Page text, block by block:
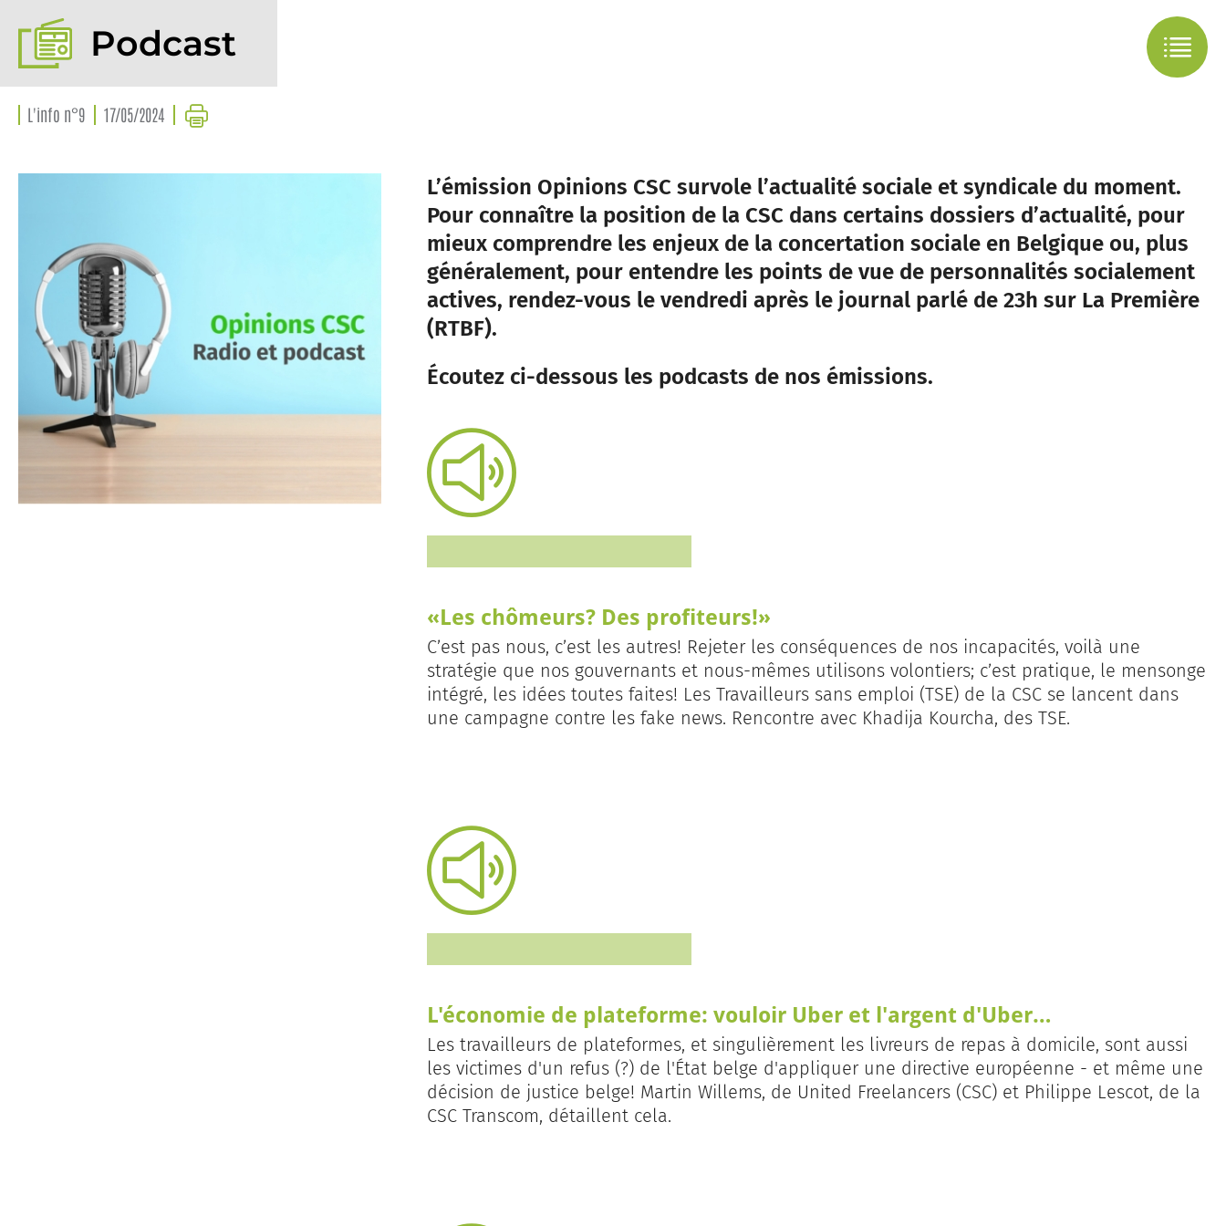
Podcast
L'info n°9 17/05/2024
L’émission Opinions CSC survole l’actualité sociale et syndicale du moment.
Pour connaître la position de la CSC dans certains dossiers d’actualité, pour
mieux comprendre les enjeux de la concertation sociale en Belgique ou, plus
généralement, pour entendre les points de vue de personnalités socialement
actives, rendez-vous le vendredi après le journal parlé de 23h sur La Première
(RTBF).
Écoutez ci-dessous les podcasts de nos émissions.
«Les chômeurs? Des profiteurs!»
C’est pas nous, c’est les autres! Rejeter les conséquences de nos incapacités, voilà une
stratégie que nos gouvernants et nous-mêmes utilisons volontiers; c’est pratique, le mensonge
intégré, les idées toutes faites! Les Travailleurs sans emploi (TSE) de la CSC se lancent dans
une campagne contre les fake news. Rencontre avec Khadija Kourcha, des TSE.
L'économie de plateforme: vouloir Uber et l'argent d'Uber…
Les travailleurs de plateformes, et singulièrement les livreurs de repas à domicile, sont aussi
les victimes d'un refus (?) de l'État belge d'appliquer une directive européenne - et même une
décision de justice belge! Martin Willems, de United Freelancers (CSC) et Philippe Lescot, de la
CSC Transcom, détaillent cela.